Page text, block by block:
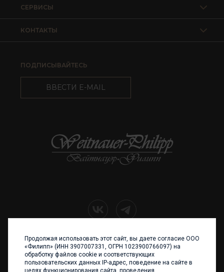
КОНТАКТЫ
СЕРВИСЫ
ПОДПИСЫВАЙТЕСЬ
ВВЕСТИ E-MAIL
+7 (4012) 960 898
236017 Калининград,
ул. Каштановая аллея, 47
Продолжая использовать этот сайт, вы даете согласие ООО
«Филипп» (ИНН 3907007331, ОГРН 1023900766097) на
обработку файлов cookie и соответствующих
пользовательских данных IP-адрес, поведение на сайте в
целях функционирования сайта, проведения